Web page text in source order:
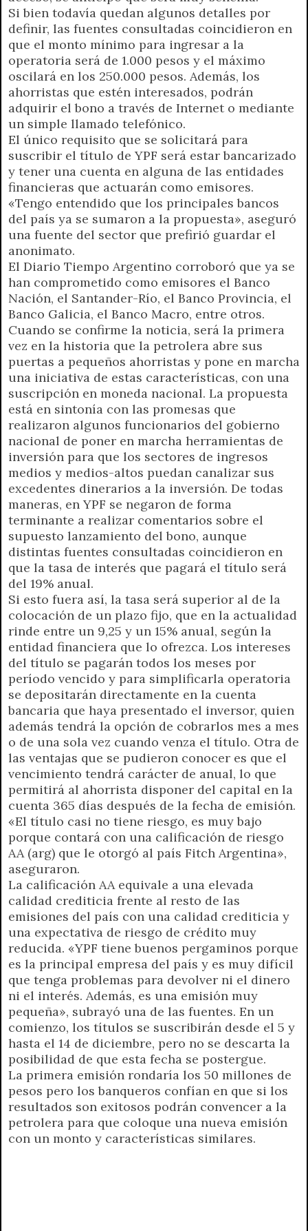
Si bien todavía quedan algunos detalles por
definir, las fuentes consultadas coincidieron en
que el monto mínimo para ingresar a la
operatoria será de 1.000 pesos y el máximo
oscilará en los 250.000 pesos. Además, los
ahorristas que estén interesados, podrán
adquirir el bono a través de Internet o mediante
un simple llamado telefónico.
El único requisito que se solicitará para
suscribir el título de YPF será estar bancarizado
y tener una cuenta en alguna de las entidades
financieras que actuarán como emisores.
«Tengo entendido que los principales bancos
del país ya se sumaron a la propuesta», aseguró
una fuente del sector que prefirió guardar el
anonimato.
El Diario Tiempo Argentino corroboró que ya se
han comprometido como emisores el Banco
Nación, el Santander-Río, el Banco Provincia, el
Banco Galicia, el Banco Macro, entre otros.
Cuando se confirme la noticia, será la primera
vez en la historia que la petrolera abre sus
puertas a pequeños ahorristas y pone en marcha
una iniciativa de estas características, con una
suscripción en moneda nacional. La propuesta
está en sintonía con las promesas que
realizaron algunos funcionarios del gobierno
nacional de poner en marcha herramientas de
inversión para que los sectores de ingresos
medios y medios-altos puedan canalizar sus
excedentes dinerarios a la inversión. De todas
maneras, en YPF se negaron de forma
terminante a realizar comentarios sobre el
supuesto lanzamiento del bono, aunque
distintas fuentes consultadas coincidieron en
que la tasa de interés que pagará el título será
del 19% anual.
Si esto fuera así, la tasa será superior al de la
colocación de un plazo fijo, que en la actualidad
rinde entre un 9,25 y un 15% anual, según la
entidad financiera que lo ofrezca. Los intereses
del título se pagarán todos los meses por
período vencido y para simplificarla operatoria
se depositarán directamente en la cuenta
bancaria que haya presentado el inversor, quien
además tendrá la opción de cobrarlos mes a mes
o de una sola vez cuando venza el título. Otra de
las ventajas que se pudieron conocer es que el
vencimiento tendrá carácter de anual, lo que
permitirá al ahorrista disponer del capital en la
cuenta 365 días después de la fecha de emisión.
«El título casi no tiene riesgo, es muy bajo
porque contará con una calificación de riesgo
AA (arg) que le otorgó al país Fitch Argentina»,
aseguraron.
La calificación AA equivale a una elevada
calidad crediticia frente al resto de las
emisiones del país con una calidad crediticia y
una expectativa de riesgo de crédito muy
reducida. «YPF tiene buenos pergaminos porque
es la principal empresa del país y es muy difícil
que tenga problemas para devolver ni el dinero
ni el interés. Además, es una emisión muy
pequeña», subrayó una de las fuentes. En un
comienzo, los títulos se suscribirán desde el 5 y
hasta el 14 de diciembre, pero no se descarta la
posibilidad de que esta fecha se postergue.
La primera emisión rondaría los 50 millones de
pesos pero los banqueros confían en que si los
resultados son exitosos podrán convencer a la
petrolera para que coloque una nueva emisión
con un monto y características similares.